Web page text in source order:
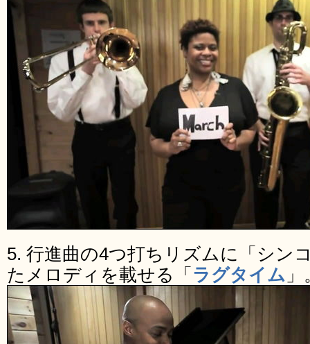
5. 行進曲の4つ打ちリズムに「シン
たメロディを載せる「 ラグタイム